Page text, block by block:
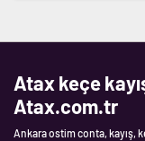
Atax keçe
Atax.com.tr
Ankara ostim conta, kayış,